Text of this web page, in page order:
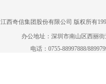
江西奇信集团股份有限公司 版权所有
办公地址：深圳市南山区西丽
电话：0755-88997888/